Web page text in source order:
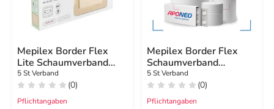
Mepilex Border Flex
Lite Schaumverband
10x10 cm
5 St Verband
(0)
Pflichtangaben
Mepilex Border Flex
Schaumverband
haft.15x19 cm oval
5 St Verband
(0)
Pflichtangaben